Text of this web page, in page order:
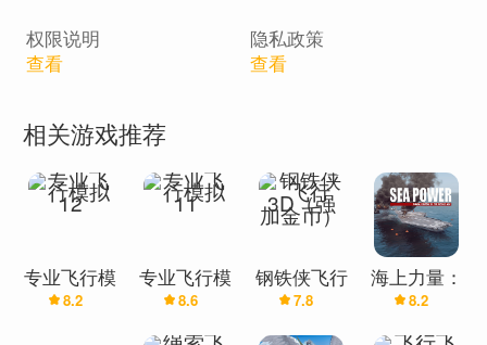
权限说明
查看
隐私政策
查看
相关游戏推荐
专业飞行模
拟12
8.2
专业飞行模
拟11
8.6
钢铁侠飞行
3D（强加
金币）
7.8
海上力量：
导弹时代
8.2